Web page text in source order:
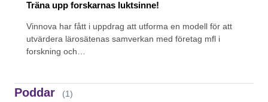
Träna upp forskarnas luktsinne!
Vinnova har fått i uppdrag att utforma en modell för att
utvärdera lärosätenas samverkan med företag mfl i
forskning och…
Poddar (1)
ADVANTAGE: DÄRFÖR VINNER DEN SOM KOPIERAR
SMARTAST, MED JACOB NILSSON